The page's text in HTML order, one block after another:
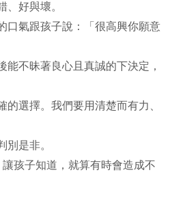
好與壞。
口氣跟孩子說：「很高興你願意
不昧著良心且真誠的下決定，
選擇。我們要用清楚而有力、
是非。
孩子知道，就算有時會造成不